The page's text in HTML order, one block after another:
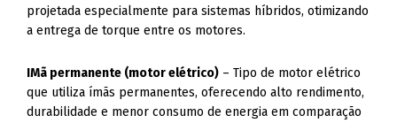
projetada especialmente para sistemas híbridos, otimizando
a entrega de torque entre os motores.
IMã permanente (motor elétrico) – Tipo de motor elétrico
que utiliza ímãs permanentes, oferecendo alto rendimento,
durabilidade e menor consumo de energia em comparação